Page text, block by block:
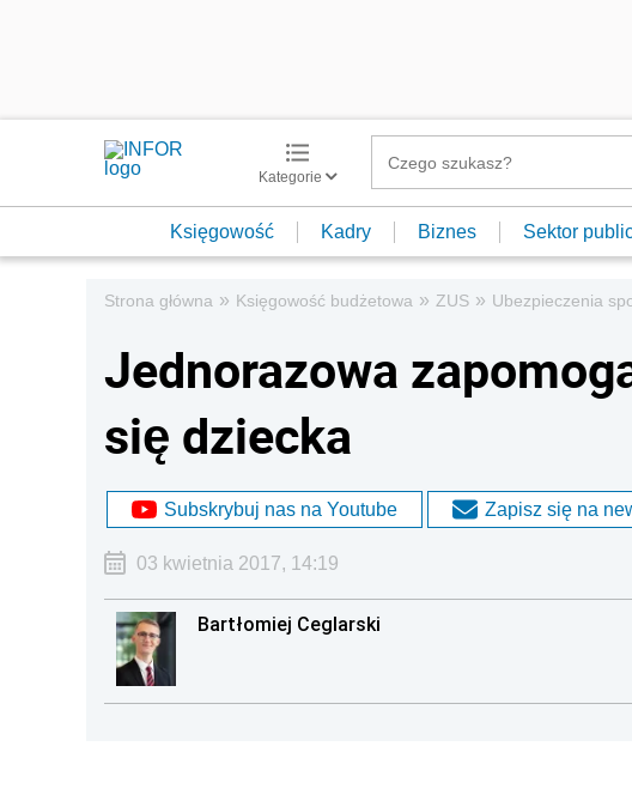
Kategorie
Księgowość Kadry Biznes Sektor
Strona główna » Księgowość budżetowa » ZUS » Ubezpieczenia
Jednorazowa
się dziecka
Subskrybuj nas na Youtube Zapisz się na
03 kwietnia 2017, 14:19
Bartłomiej Ceglarski